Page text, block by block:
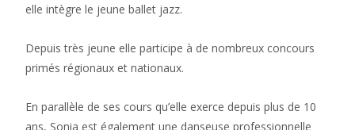
elle intègre le jeune ballet jazz.
Depuis très jeune elle participe à de nombreux concours
primés régionaux et nationaux.
En parallèle de ses cours qu’elle exerce depuis plus de 10
ans, Sonia est également une danseuse professionnelle